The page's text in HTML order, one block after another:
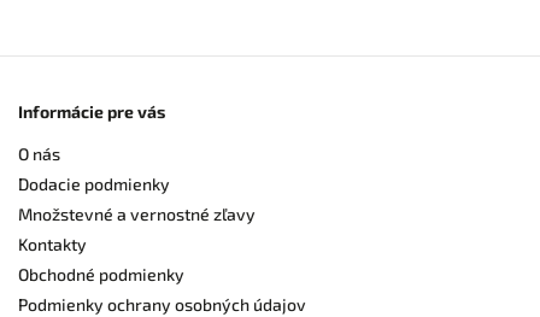
Informácie pre vás
O nás
Dodacie podmienky
Množstevné a vernostné zľavy
Kontakty
Obchodné podmienky
Podmienky ochrany osobných údajov